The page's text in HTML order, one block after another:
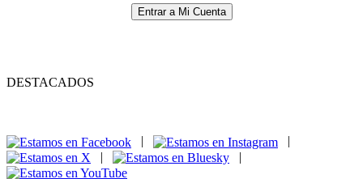
Entrar a Mi Cuenta
DESTACADOS
|
|